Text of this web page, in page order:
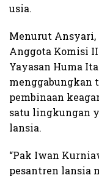
usia.
Menurut
Anggota Komisi
Yayasan Huma
menggabungkan
pembinaan
satu lingkungan
lansia.
“Pak Iwan
pesantren lansia